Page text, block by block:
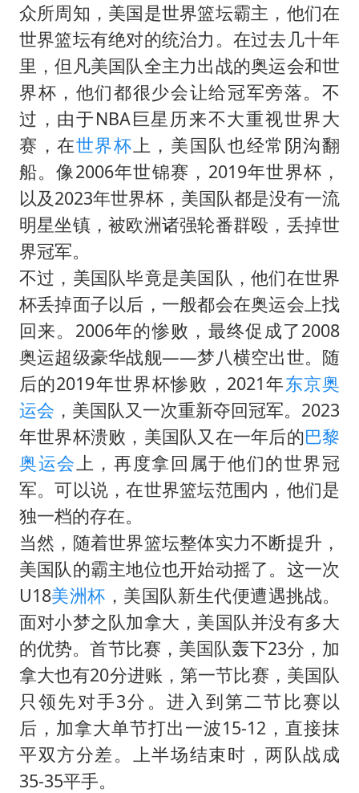
众所周知，美国是世界篮坛霸主，他们在
世界篮坛有绝对的统治力。在过去几十年
里，但凡美国队全主力出战的奥运会和世
界杯，他们都很少会让给冠军旁落。不
过，由于NBA巨星历来不大重视世界大
赛，在世界杯上，美国队也经常阴沟翻
船。像2006年世锦赛，2019年世界杯，
以及2023年世界杯，美国队都是没有一流
明星坐镇，被欧洲诸强轮番群殴，丢掉世
界冠军。
不过，美国队毕竟是美国队，他们在世界
杯丢掉面子以后，一般都会在奥运会上找
回来。2006年的惨败，最终促成了2008
奥运超级豪华战舰——梦八横空出世。随
后的2019年世界杯惨败，2021年东京奥
运会 ，美国队又一次重新夺回冠军。2023
年世界杯溃败，美国队又在一年后的巴黎
奥运会上，再度拿回属于他们的世界冠
军。可以说，在世界篮坛范围内，他们是
独一档的存在。
当然，随着世界篮坛整体实力不断提升，
美国队的霸主地位也开始动摇了。这一次
U18美洲杯 ，美国队新生代便遭遇挑战。
面对小梦之队加拿大，美国队并没有多大
的优势。首节比赛，美国队轰下23分，加
拿大也有20分进账，第一节比赛，美国队
只领先对手3分。进入到第二节比赛以
后，加拿大单节打出一波15-12，直接抹
平双方分差。上半场结束时，两队战成
35-35平手。